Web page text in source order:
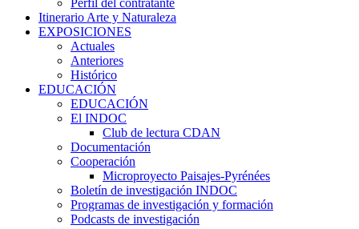
Perfil del contratante
Itinerario Arte y Naturaleza
EXPOSICIONES
Actuales
Anteriores
Histórico
EDUCACIÓN
EDUCACIÓN
El INDOC
Club de lectura CDAN
Documentación
Cooperación
Microproyecto Paisajes-Pyrénées
Boletín de investigación INDOC
Programas de investigación y formación
Podcasts de investigación